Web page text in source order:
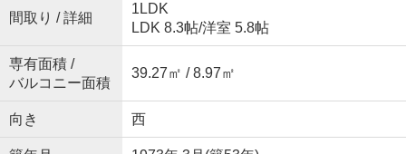
間取り / 詳細
1LDK
LDK 8.3帖/洋室 5.8帖
専有面積 /
バルコニー面積
39.27㎡ / 8.97㎡
向き 西